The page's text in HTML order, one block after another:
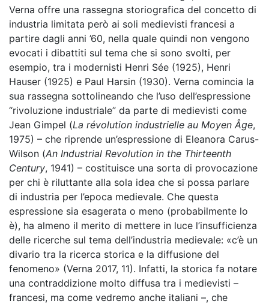
Verna offre una rassegna storiografica del concetto di
industria limitata però ai soli medievisti francesi a
partire dagli anni ’60, nella quale quindi non vengono
evocati i dibattiti sul tema che si sono svolti, per
esempio, tra i modernisti Henri Sée (1925), Henri
Hauser (1925) e Paul Harsin (1930). Verna comincia la
sua rassegna sottolineando che l’uso dell’espressione
“rivoluzione industriale” da parte di medievisti come
Jean Gimpel (La révolution industrielle au Moyen Âge,
1975) – che riprende un’espressione di Eleanora Carus-
Wilson (An Industrial Revolution in the Thirteenth
Century, 1941) – costituisce una sorta di provocazione
per chi è riluttante alla sola idea che si possa parlare
di industria per l’epoca medievale. Che questa
espressione sia esagerata o meno (probabilmente lo
è), ha almeno il merito di mettere in luce l’insufficienza
delle ricerche sul tema dell’industria medievale: «c’è un
divario tra la ricerca storica e la diffusione del
fenomeno» (Verna 2017, 11). Infatti, la storica fa notare
una contraddizione molto diffusa tra i medievisti –
francesi, ma come vedremo anche italiani –, che